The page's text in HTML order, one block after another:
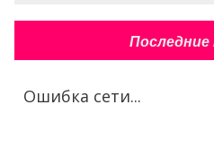
Ошибка сети...